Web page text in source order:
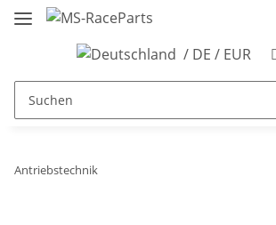
/ DE / EUR
Antriebstechnik